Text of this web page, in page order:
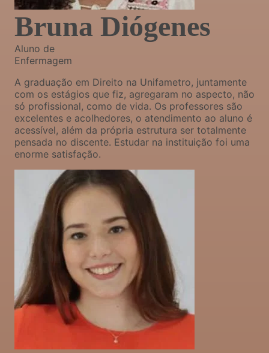
Bruna Diógenes
Aluno de
Enfermagem
A graduação em Direito na Unifametro, juntamente
com os estágios que fiz, agregaram no aspecto, não
só profissional, como de vida. Os professores são
excelentes e acolhedores, o atendimento ao aluno é
acessível, além da própria estrutura ser totalmente
pensada no discente. Estudar na instituição foi uma
enorme satisfação.